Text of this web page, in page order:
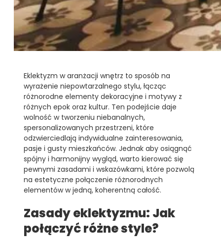
Eklektyzm w aranżacji wnętrz to sposób na
wyrażenie niepowtarzalnego stylu, łącząc
różnorodne elementy dekoracyjne i motywy z
różnych epok oraz kultur. Ten podejście daje
wolność w tworzeniu niebanalnych,
spersonalizowanych przestrzeni, które
odzwierciedlają indywidualne zainteresowania,
pasje i gusty mieszkańców. Jednak aby osiągnąć
spójny i harmonijny wygląd, warto kierować się
pewnymi zasadami i wskazówkami, które pozwolą
na estetyczne połączenie różnorodnych
elementów w jedną, koherentną całość.
Zasady eklektyzmu: Jak
połączyć różne style?